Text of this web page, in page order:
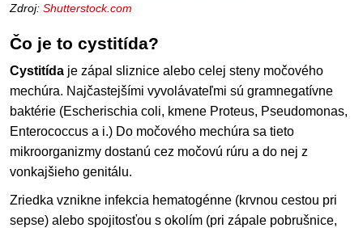
Zdroj: Shutterstock.com
Čo je to cystitída?
Cystitída je zápal sliznice alebo celej steny močového
mechúra. Najčastejšími vyvolávateľmi sú gramnegatívne
baktérie (Escherischia coli, kmene Proteus, Pseudomonas,
Enterococcus a i.) Do močového mechúra sa tieto
mikroorganizmy dostanú cez močovú rúru a do nej z
vonkajšieho genitálu.
Zriedka vznikne infekcia hematogénne (krvnou cestou pri
sepse) alebo spojitosťou s okolím (pri zápale pobrušnice,